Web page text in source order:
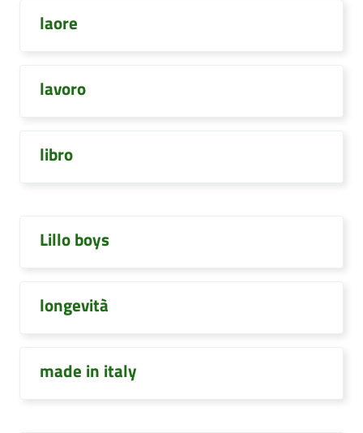
laore
lavoro
libro
Lillo boys
longevità
made in italy